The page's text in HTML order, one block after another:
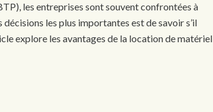
les entreprises sont souvent confrontées à
les plus importantes est de savoir s’il
explore les avantages de la location de matériel